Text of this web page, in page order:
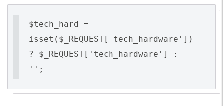
$tech_hard =
isset($_REQUEST['tech_hardware'])
? $_REQUEST['tech_hardware'] :
'';